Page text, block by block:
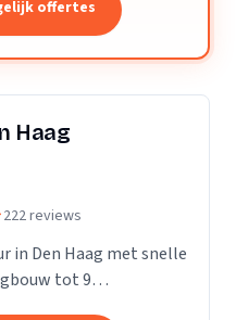
offertes
Haag
222 reviews
in Den Haag met snelle
tot 9